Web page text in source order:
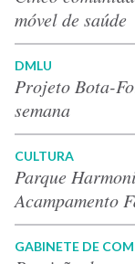
móvel de saúde
DMLU
Projeto Bota-
semana
CULTURA
Parque
Acampamento
GABINETE DE